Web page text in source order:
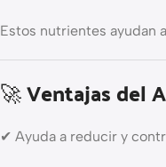
Estos nutrientes ayudan
🚀 Ventajas del
✔ Ayuda a reducir y